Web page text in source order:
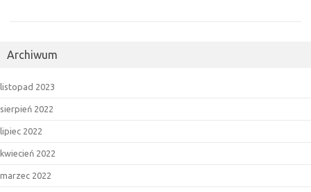
Archiwum
listopad 2023
sierpień 2022
lipiec 2022
kwiecień 2022
marzec 2022